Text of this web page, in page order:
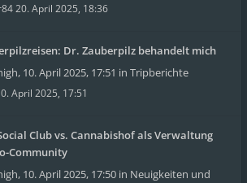
20. April 2025, 18:36
Dr. Zauberpilz behandelt mich
, 10. April 2025, 17:51 in Tripberichte
April 2025, 17:51
Club vs. Cannabishof als Verwaltung
Community
, 10. April 2025, 17:50 in Neuigkeiten und